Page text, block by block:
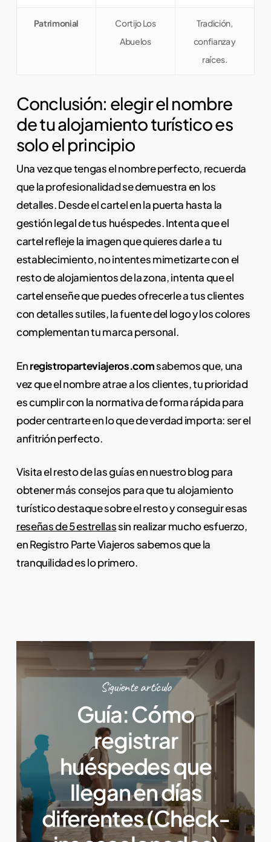
Patrimonial
Cortijo Los
Abuelos
Tradición,
confianza y
raíces.
Conclusión: elegir el nombre
de tu alojamiento turístico es
solo el principio
Una vez que tengas el nombre perfecto, recuerda
que la profesionalidad se demuestra en los
detalles. Desde el cartel en la puerta hasta la
gestión legal de tus huéspedes. Intenta que el
cartel refleje la imagen que quieres darle a tu
establecimiento, no intentes mimetizarte con el
resto de alojamientos de la zona, intenta que el
cartel enseñe que puedes ofrecerle a tus clientes
con detalles sutiles, la fuente del logo y los colores
complementan tu marca personal.
Enregistroparteviajeros.comsabemos que, una
vez que el nombre atrae a los clientes, tu prioridad
es cumplir con la normativa de forma rápida para
poder centrarte en lo que de verdad importa: ser el
anfitrión perfecto.
Visita el resto de las guías en nuestro blog para
obtener más consejos para que tu alojamiento
turístico destaque sobre el resto y conseguir esas
reseñas de 5 estrellassin realizar mucho esfuerzo,
en Registro Parte Viajeros sabemos que la
tranquilidad es lo primero.
Siguiente artículo
Guía: Cómo
registrar
huéspedes que
llegan en días
diferentes (Check-